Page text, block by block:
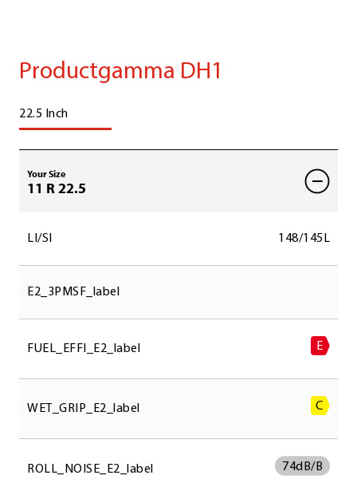
Productgamma DH1
22.5 Inch
Your Size
11 R 22.5
LI/SI 148/145L
E2_3PMSF_label
FUEL_EFFI_E2_label E
WET_GRIP_E2_label C
ROLL_NOISE_E2_label 74dB/B